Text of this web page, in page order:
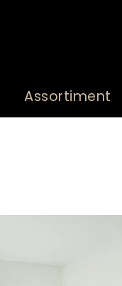
Assortiment